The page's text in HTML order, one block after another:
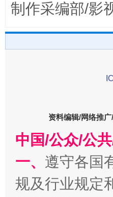
千年窑火 生生不
制作采编部/影
资料编辑/网络推广
中国/公众/公
一、 遵守各国
规及行业规定